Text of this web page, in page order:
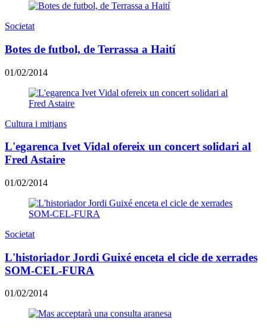
Societat
Botes de futbol, de Terrassa a Haití
01/02/2014
Cultura i mitjans
L'egarenca Ivet Vidal ofereix un concert solidari al
Fred Astaire
01/02/2014
Societat
L'historiador Jordi Guixé enceta el cicle de xerrades
SOM-CEL-FURA
01/02/2014